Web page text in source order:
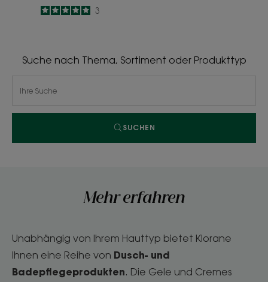
5
/
5
3
Suche nach Thema, Sortiment oder Produkttyp
SUCHEN
Mehr erfahren
Unabhängig von Ihrem Hauttyp bietet Klorane
Ihnen eine Reihe von Dusch- und
Badepflegeprodukten. Die Gele und Cremes